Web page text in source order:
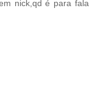
nick,qd é para fala